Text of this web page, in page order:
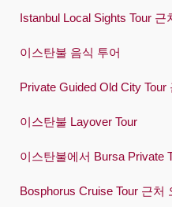
Istanbul Local Sights Tour 근
이스탄불 음식 투어
Private Guided Old City Tour
이스탄불 Layover Tour
이스탄불에서 Bursa Private
Bosphorus Cruise Tour 근처